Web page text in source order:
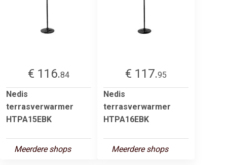
€ 116.84
Nedis
terrasverwarmer
HTPA15EBK
Meerdere shops
€ 117.95
Nedis
terrasverwarmer
HTPA16EBK
Meerdere shops